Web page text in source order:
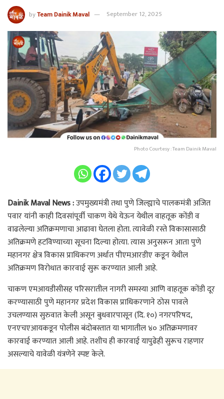
byTeam Dainik Maval September 12, 2025
Photo Courtesy : Team Dainik Maval
Dainik Maval News :उपमुख्यमंत्री तथा पुणे जिल्ह्याचे पालकमंत्री अजित
पवार यांनी काही दिवसांपूर्वी चाकण येथे येऊन येथील वाहतूक कोंडी व
वाढलेल्या अतिक्रमणाचा आढावा घेतला होता. त्यावेळी रस्ते विकासासाठी
अतिक्रमणे हटविण्याच्या सूचना दिल्या होत्या. त्यास अनुसरून आता पुणे
महानगर क्षेत्र विकास प्राधिकरण अर्थात पीएमआरडीए कडून येथील
अतिक्रमण विरोधात कारवाई सुरू करण्यात आली आहे.
चाकण एमआयडीसीसह परिसरातील नागरी समस्या आणि वाहतूक कोंडी दूर
करण्यासाठी पुणे महानगर प्रदेश विकास प्राधिकरणाने ठोस पावले
उचलण्यास सुरुवात केली असून बुधवारपासून (दि. १०) नगरपरिषद,
एनएचएआयकडून पोलीस बंदोबस्तात या भागातील ४० अतिक्रमणावर
कारवाई करण्यात आली आहे. तशीच ही कारवाई यापुढेही सुरूच राहणार
असल्याचे यावेळी यंत्रणेने स्पष्ट केले.